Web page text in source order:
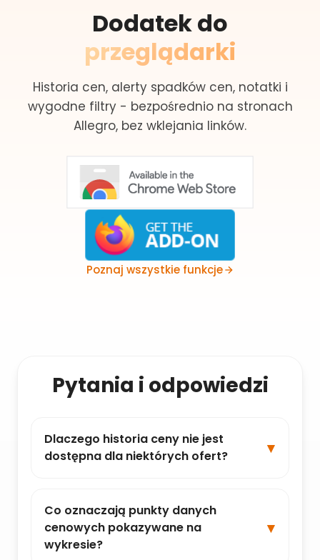
Dodatek do
przeglądarki
Historia cen, alerty spadków cen, notatki i
wygodne filtry - bezpośrednio na stronach
Allegro, bez wklejania linków.
Poznaj wszystkie funkcje
Pytania i odpowiedzi
Dlaczego historia ceny nie jest
dostępna dla niektórych ofert?
Co oznaczają punkty danych
cenowych pokazywane na
wykresie?